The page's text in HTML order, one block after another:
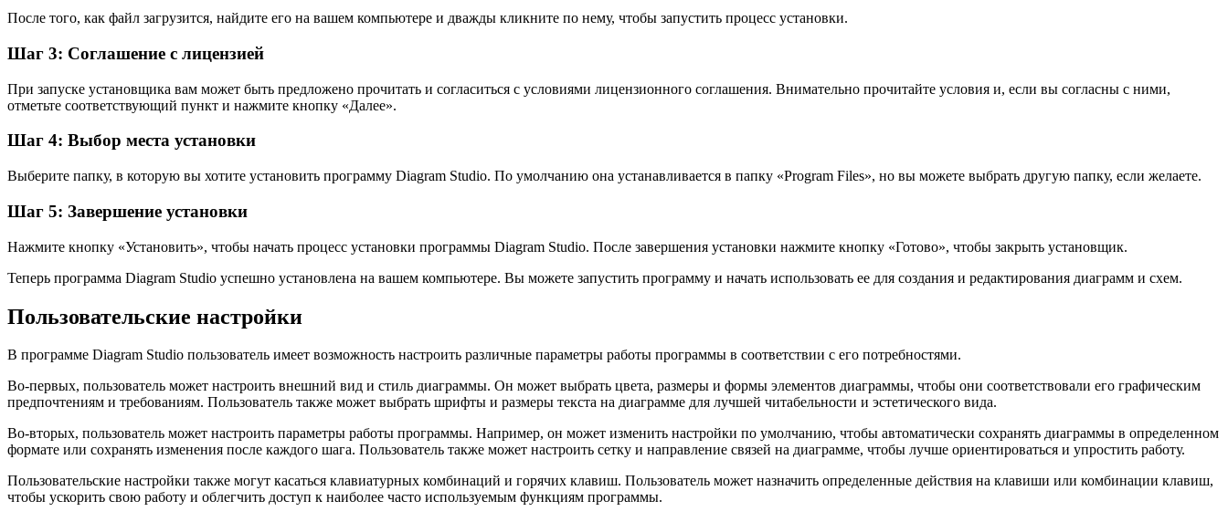
После того, как файл загрузится, найдите его на вашем компьютере и дважды кликните по нему, чтобы запустить процесс установки.
Шаг 3: Соглашение с лицензией
При запуске установщика вам может быть предложено прочитать и согласиться с условиями лицензионного соглашения. Внимательно прочитайте условия и, если вы согласны с ними,
отметьте соответствующий пункт и нажмите кнопку «Далее».
Шаг 4: Выбор места установки
Выберите папку, в которую вы хотите установить программу Diagram Studio. По умолчанию она устанавливается в папку «Program Files», но вы можете выбрать другую папку, если желаете.
Шаг 5: Завершение установки
Нажмите кнопку «Установить», чтобы начать процесс установки программы Diagram Studio. После завершения установки нажмите кнопку «Готово», чтобы закрыть установщик.
Теперь программа Diagram Studio успешно установлена на вашем компьютере. Вы можете запустить программу и начать использовать ее для создания и редактирования диаграмм и схем.
Пользовательские настройки
В программе Diagram Studio пользователь имеет возможность настроить различные параметры работы программы в соответствии с его потребностями.
Во-первых, пользователь может настроить внешний вид и стиль диаграммы. Он может выбрать цвета, размеры и формы элементов диаграммы, чтобы они соответствовали его графическим
предпочтениям и требованиям. Пользователь также может выбрать шрифты и размеры текста на диаграмме для лучшей читабельности и эстетического вида.
Во-вторых, пользователь может настроить параметры работы программы. Например, он может изменить настройки по умолчанию, чтобы автоматически сохранять диаграммы в определенном
формате или сохранять изменения после каждого шага. Пользователь также может настроить сетку и направление связей на диаграмме, чтобы лучше ориентироваться и упростить работу.
Пользовательские настройки также могут касаться клавиатурных комбинаций и горячих клавиш. Пользователь может назначить определенные действия на клавиши или комбинации клавиш,
чтобы ускорить свою работу и облегчить доступ к наиболее часто используемым функциям программы.